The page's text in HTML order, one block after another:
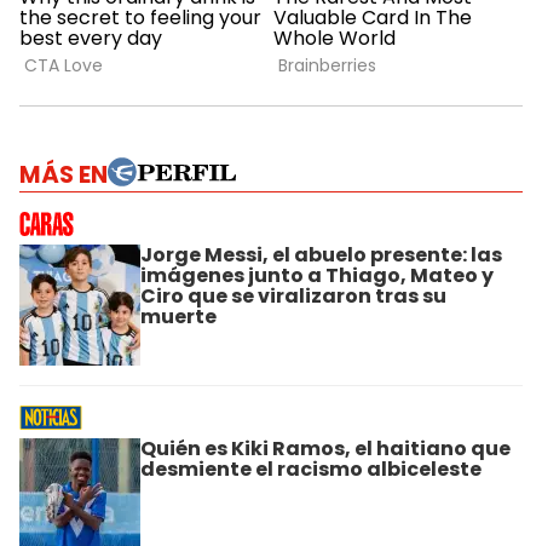
MÁS EN
Jorge Messi, el abuelo presente: las
imágenes junto a Thiago, Mateo y
Ciro que se viralizaron tras su
muerte
Quién es Kiki Ramos, el haitiano que
desmiente el racismo albiceleste